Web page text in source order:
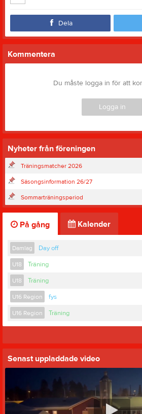
Dela
Kommentera
Du måste logga in för att
Logga in
Nyheter från föreningen
Träningsmatcher 2026
Säsongsinformation 26/27
Sommarträningsperiod
På gång Kalender
Damlag Day off
U18 Träning
U18 Träning
U16 Region fys
U16 Region Träning
Senast uppladdade video